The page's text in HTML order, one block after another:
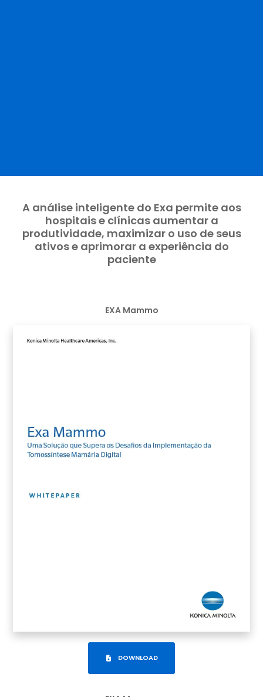
A análise inteligente do Exa permite aos
hospitais e clínicas aumentar a
produtividade, maximizar o uso de seus
ativos e aprimorar a experiência do
paciente
EXA Mammo
DOWNLOAD